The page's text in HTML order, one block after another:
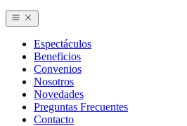
Espectáculos
Beneficios
Convenios
Nosotros
Novedades
Preguntas Frecuentes
Contacto